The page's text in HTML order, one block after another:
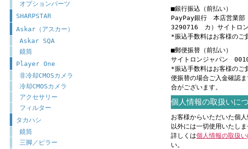
オプションパーツ
SHARPSTAR
Askar（アスカー）
Askar SQA
鏡筒
Player One
非冷却CMOSカメラ
冷却CMOSカメラ
アクセサリー
フィルター
タカハシ
鏡筒
三脚／ピラー
■銀行振込（前払い）
PayPay銀行 本店営業
3290716 カ）サイトロン
*振込手数料はお客様のご
■郵便振替（前払い）
サイトロンジャパン
*振込手数料はお客様の
便振替の場合ご入金確認
合がございます。
個人情報の取扱いに
お客様からいただいた個
以外には一切使用いたしま
詳しくは個人情報の取扱い
い。